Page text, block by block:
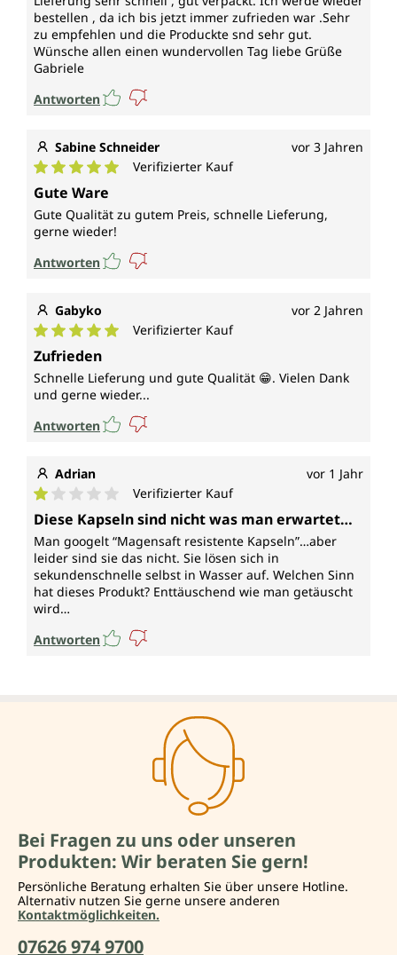
bestellen , da ich bis jetzt immer zufrieden war .Sehr
zu empfehlen und die Produckte snd sehr gut.
Wünsche allen einen wundervollen Tag liebe Grüße
Gabriele
Antworten
Sabine Schneider vor 3 Jahren
Durchschnittliche Bewertung von 5 von 5 Sternen
Verifizierter Kauf
Gute Ware
Gute Qualität zu gutem Preis, schnelle Lieferung,
gerne wieder!
Antworten
Gabyko vor 2 Jahren
Durchschnittliche Bewertung von 5 von 5 Sternen
Verifizierter Kauf
Zufrieden
Schnelle Lieferung und gute Qualität 😁. Vielen Dank
und gerne wieder...
Antworten
Adrian vor 1 Jahr
Durchschnittliche Bewertung von 1 von 5 Sternen
Verifizierter Kauf
Diese Kapseln sind nicht was man erwartet…
Man googelt “Magensaft resistente Kapseln”…aber
leider sind sie das nicht. Sie lösen sich in
sekundenschnelle selbst in Wasser auf. Welchen Sinn
hat dieses Produkt? Enttäuschend wie man getäuscht
wird…
Antworten
Bei Fragen zu uns oder unseren
Produkten: Wir beraten Sie gern!
Persönliche Beratung erhalten Sie über unsere Hotline.
Alternativ nutzen Sie gerne unsere anderen
Kontaktmöglichkeiten.
07626 974 9700